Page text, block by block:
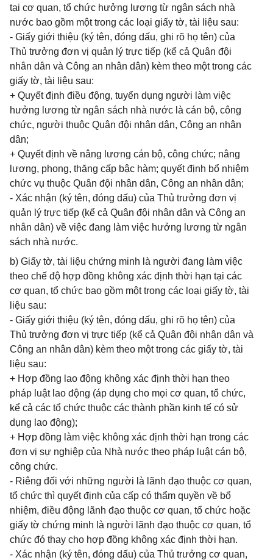
tại cơ quan, tổ chức hưởng lương từ ngân sách nhà
nước bao gồm một trong các loại giấy tờ, tài liệu sau:
- Giấy giới thiệu (ký tên, đóng dấu, ghi rõ họ tên) của
Thủ trưởng đơn vị quản lý trực tiếp (kể cả Quân đội
nhân dân và Công an nhân dân) kèm theo một trong các
giấy tờ, tài liệu sau:
+ Quyết định điều động, tuyển dụng người làm việc
hưởng lương từ ngân sách nhà nước là cán bộ, công
chức, người thuộc Quân đội nhân dân, Công an nhân
dân;
+ Quyết định về nâng lương cán bộ, công chức; nâng
lương, phong, thăng cấp bậc hàm; quyết định bổ nhiệm
chức vụ thuộc Quân đội nhân dân, Công an nhân dân;
- Xác nhận (ký tên, đóng dấu) của Thủ trưởng đơn vị
quản lý trực tiếp (kể cả Quân đội nhân dân và Công an
nhân dân) về việc đang làm việc hưởng lương từ ngân
sách nhà nước.
b) Giấy tờ, tài liệu chứng minh là người đang làm việc
theo chế độ hợp đồng không xác định thời hạn tại các
cơ quan, tổ chức bao gồm một trong các loại giấy tờ, tài
liệu sau:
- Giấy giới thiệu (ký tên, đóng dấu, ghi rõ họ tên) của
Thủ trưởng đơn vị trực tiếp (kể cả Quân đội nhân dân và
Công an nhân dân) kèm theo một trong các giấy tờ, tài
liệu sau:
+ Hợp đồng lao động không xác định thời hạn theo
pháp luật lao động (áp dụng cho mọi cơ quan, tổ chức,
kể cả các tổ chức thuộc các thành phần kinh tế có sử
dụng lao động);
+ Hợp đồng làm việc không xác định thời hạn trong các
đơn vị sự nghiệp của Nhà nước theo pháp luật cán bộ,
công chức.
- Riêng đối với những người là lãnh đạo thuộc cơ quan,
tổ chức thì quyết định của cấp có thẩm quyền về bổ
nhiệm, điều động lãnh đạo thuộc cơ quan, tổ chức hoặc
giấy tờ chứng minh là người lãnh đạo thuộc cơ quan, tổ
chức đó thay cho hợp đồng không xác định thời hạn.
- Xác nhận (ký tên, đóng dấu) của Thủ trưởng cơ quan,